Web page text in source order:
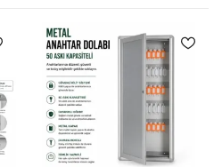
riskini azaltmaktadır. Güvenli
düzenli çalışma ortamı
avantajı sağlamaktadır.
için profesyonel anahtar dolabı